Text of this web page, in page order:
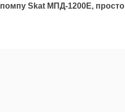
Skat МПД-1200Е, просто